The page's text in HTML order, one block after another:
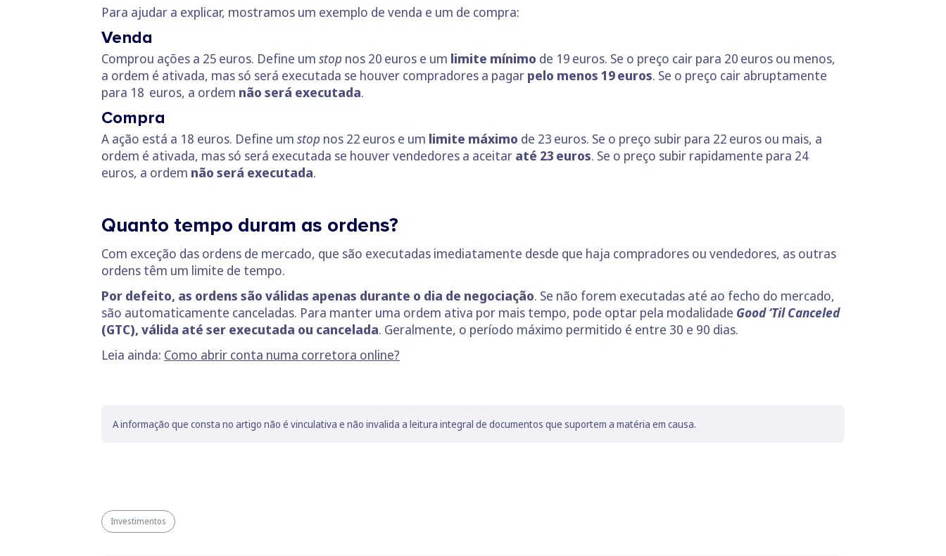
Para ajudar a explicar, mostramos um exemplo de venda e um de compra:
Venda
Comprou ações a 25 euros. Define um stop nos 20 euros e um limite mínimo de 19 euros. Se o preço cair para 20 euros ou menos,
a ordem é ativada, mas só será executada se houver compradores a pagar pelo menos 19 euros. Se o preço cair abruptamente
para 18 euros, a ordem não será executada.
Compra
A ação está a 18 euros. Define um stop nos 22 euros e um limite máximo de 23 euros. Se o preço subir para 22 euros ou mais, a
ordem é ativada, mas só será executada se houver vendedores a aceitar até 23 euros. Se o preço subir rapidamente para 24
euros, a ordem não será executada.
Quanto tempo duram as ordens?
Com exceção das ordens de mercado, que são executadas imediatamente desde que haja compradores ou vendedores, as outras
ordens têm um limite de tempo.
Por defeito, as ordens são válidas apenas durante o dia de negociação. Se não forem executadas até ao fecho do mercado,
são automaticamente canceladas. Para manter uma ordem ativa por mais tempo, pode optar pela modalidade Good ‘Til Canceled
(GTC), válida até ser executada ou cancelada. Geralmente, o período máximo permitido é entre 30 e 90 dias.
Leia ainda: Como abrir conta numa corretora online?
A informação que consta no artigo não é vinculativa e não invalida a leitura integral de documentos que suportem a matéria em causa.
Investimentos